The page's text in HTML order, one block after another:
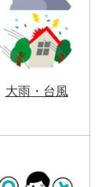
大雨・台風